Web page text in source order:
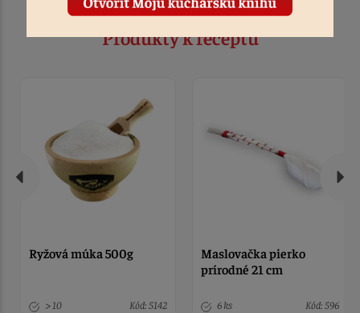
Produkty k receptu
Ryžová múka 500g
> 10 Kód: 5142
Maslovačka pierko
prírodné 21 cm
6 ks Kód: 596